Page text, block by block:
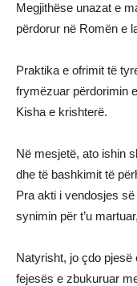
Megjithëse unazat e
përdorur në Romën e
Praktika e ofrimit të
frymëzuar përdorimin
Kisha e krishterë.
Në mesjetë, ato ishin
dhe të bashkimit të
Pra akti i vendosjes
synimin për t’u
Natyrisht, jo çdo pjesë
fejesës e zbukuruar